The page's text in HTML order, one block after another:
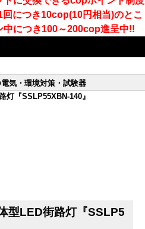
につき10cop(10円相当)のとこ
中につき100～200cop進呈中!!
気・環境対策・試験器
灯『SSLP55XBN-140』
型LED街路灯『SSLP5